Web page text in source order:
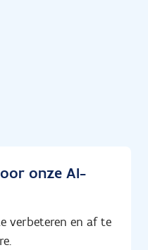
onze AI-
verbeteren en af te